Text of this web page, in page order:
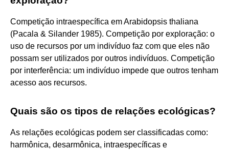
Competição intraespecífica em Arabidopsis thaliana
(Pacala & Silander 1985). Competição por exploração: o
uso de recursos por um indivíduo faz com que eles não
possam ser utilizados por outros indivíduos. Competição
por interferência: um indivíduo impede que outros tenham
acesso aos recursos.
Quais são os tipos de relações ecológicas?
As relações ecológicas podem ser classificadas como:
harmônica, desarmônica, intraespecíficas e